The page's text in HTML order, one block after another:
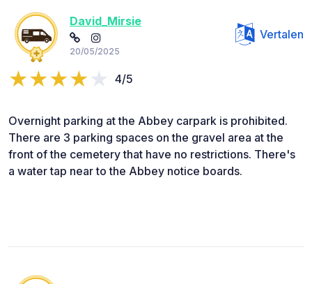
David_Mirsie
20/05/2025
Vertalen
4/5
Overnight parking at the Abbey carpark is prohibited.
There are 3 parking spaces on the gravel area at the
front of the cemetery that have no restrictions. There's
a water tap near to the Abbey notice boards.